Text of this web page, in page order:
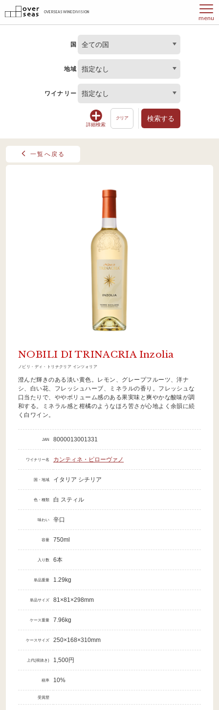
OVERSEAS WINE DIVISION
menu
国 全ての国
地域 指定なし
ワイナリー 指定なし
詳細検索
クリア 検索する
一覧へ戻る
NOBILI DI TRINACRIA Inzolia
ノビリ・ディ・トリナクリア インツォリア
澄んだ輝きのある淡い黄色。レモン、グレープフルーツ、洋ナ
シ、白い花、フレッシュハーブ、ミネラルの香り。フレッシュな
口当たりで、ややボリューム感のある果実味と爽やかな酸味が調
和する。ミネラル感と柑橘のようなほろ苦さが心地よく余韻に続
く白ワイン。
JAN 8000013001331
ワイナリー名 カンティネ・ピローヴァノ
国・地域 イタリア シチリア
色・種類 白 スティル
味わい 辛口
容量 750ml
入り数 6本
単品重量 1.29kg
単品サイズ 81×81×298mm
ケース重量 7.96kg
ケースサイズ 250×168×310mm
上代(税抜き) 1,500円
税率 10%
受賞歴